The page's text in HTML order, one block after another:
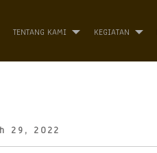
TENTANG KAMI KEGIATAN
29, 2022